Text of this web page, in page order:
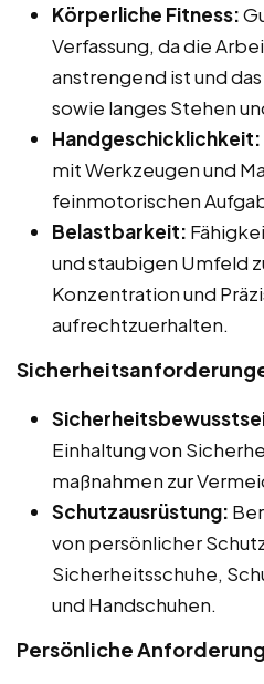
Körperliche Fitness:
Verfassung, da die
anstrengend ist und
sowie langes Stehen
Handgeschicklichkeit:
mit Werkzeugen und
feinmotorischen
Belastbarkeit:
und staubigen Umfeld
Konzentration und
aufrechtzuerhalten.
Einhaltung von
maßnahmen zur
Schutzausrüstung:
von persönlicher
Sicherheitsschuhe,
und Handschuhen.
Persönliche